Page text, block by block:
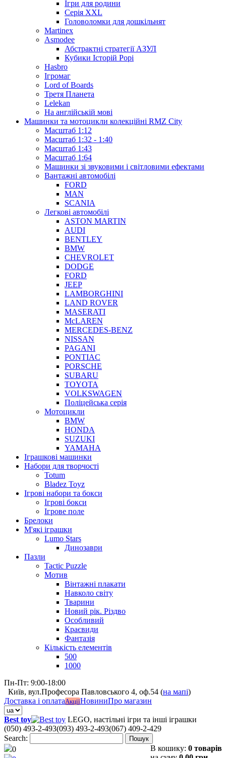
Ігри для родини
Серія XXL
Головоломки для дошкільнят
Martinex
Asmodee
Абстрактні стратегії АЗУЛ
Кубики Історій Рорі
Hasbro
Ігромаг
Lord of Boards
Третя Планета
Lelekan
На англійській мові
Машинки та мотоцикли колекційні RMZ City
Масштаб 1:12
Масштаб 1:32 - 1:40
Масштаб 1:43
Масштаб 1:64
Машинки зі звуковими і світловими ефектами
Вантажні автомобілі
FORD
MAN
SCANIA
Легкові автомобілі
ASTON MARTIN
AUDI
BENTLEY
BMW
CHEVROLET
DODGE
FORD
JEEP
LAMBORGHINI
LAND ROVER
MASERATI
McLAREN
MERCEDES-BENZ
NISSAN
PAGANI
PONTIAC
PORSCHE
SUBARU
TOYOTA
VOLKSWAGEN
Поліцейська серія
Мотоцикли
BMW
HONDA
SUZUKI
YAMAHA
Іграшкові машинки
Набори для творчості
Totum
Bladez Toyz
Ігрові набори та бокси
Ігрові бокси
Ігрове поле
Брелоки
М'які іграшки
Lumo Stars
Динозаври
Пазли
Tactic Puzzle
Мотив
Вінтажні плакати
Навколо світу
Тварини
Новий рік. Різдво
Особливий
Краєвиди
Фантазія
Кількість елементів
500
1000
Пн-Пт: 9:00-18:00
Київ, вул.Професора Павловського 4, оф.54 (на мапі)
Доставка і оплатаАкціїНовиниПро магазин
Best toy
LEGO, настільні ігри та інші іграшки
(050) 493-2-493(093) 493-2-493(067) 409-2-429
Search:
Пошук
0 В кошику: 0 товарів